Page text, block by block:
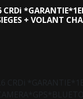
+ VOLANT